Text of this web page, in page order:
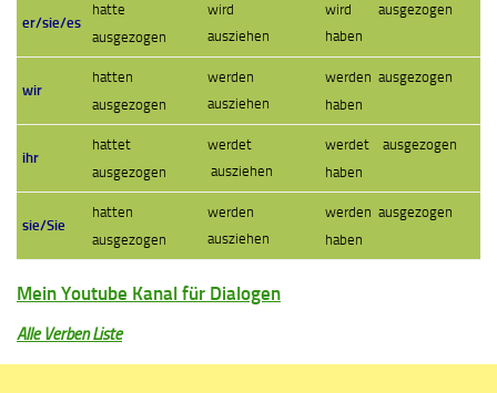
er/sie/es
hatte
ausgezogen
wird
ausziehen
wird ausgezogen
haben
wir
hatten
ausgezogen
werden
ausziehen
werden ausgezogen
haben
ihr
hattet
ausgezogen
werdet
ausziehen
werdet ausgezogen
haben
sie/Sie
hatten
ausgezogen
werden
ausziehen
werden ausgezogen
haben
Mein Youtube Kanal für Dialogen
Alle Verben Liste